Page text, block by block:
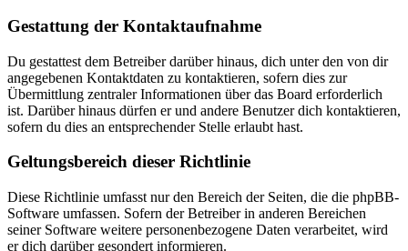
Gestattung der Kontaktaufnahme
Du gestattest dem Betreiber darüber hinaus, dich unter den von dir
angegebenen Kontaktdaten zu kontaktieren, sofern dies zur
Übermittlung zentraler Informationen über das Board erforderlich
ist. Darüber hinaus dürfen er und andere Benutzer dich kontaktieren,
sofern du dies an entsprechender Stelle erlaubt hast.
Geltungsbereich dieser Richtlinie
Diese Richtlinie umfasst nur den Bereich der Seiten, die die phpBB-
Software umfassen. Sofern der Betreiber in anderen Bereichen
seiner Software weitere personenbezogene Daten verarbeitet, wird
er dich darüber gesondert informieren.